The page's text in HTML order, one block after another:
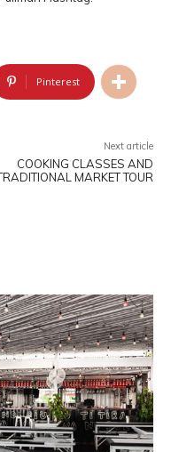
Pinterest
Next article
COOKING CLASSES AND
MARKET TOUR